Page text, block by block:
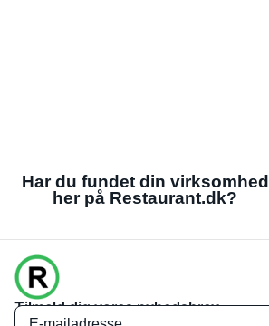
Har du fundet din virksomhed
her på Restaurant.dk?
Tilmeld dig vores nyhedsbrev